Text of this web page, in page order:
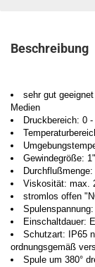
Beschreibung
sehr gut
Medien
Druckbereich: 0 -
Gewindegröße: 1"
Viskosität: max.
stromlos offen
Einschaltdauer:
Schutzart: IP65
ordnungsgemäß
Spule um 380°